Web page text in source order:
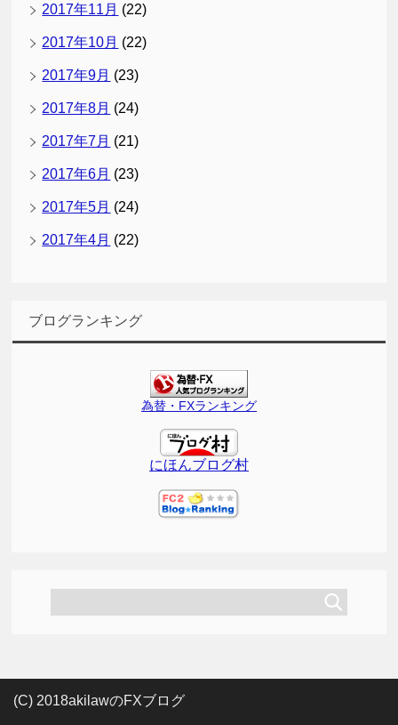
2017年11月 (22)
2017年10月 (22)
2017年9月 (23)
2017年8月 (24)
2017年7月 (21)
2017年6月 (23)
2017年5月 (24)
2017年4月 (22)
ブログランキング
為替・FXランキング
にほんブログ村
(C) 2018akilawのFXブログ